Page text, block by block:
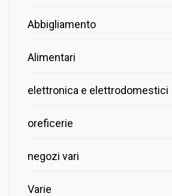
Abbigliamento
Alimentari
elettronica e elettrodomestici
oreficerie
negozi vari
Varie